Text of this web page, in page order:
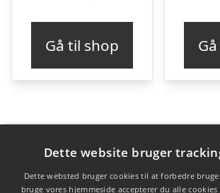
Gå til shop
Varekategorier
Produkter
Dette website bruger
Dette websted bruger cookies til at forbedre
bruge vores hjemmeside accepterer du alle